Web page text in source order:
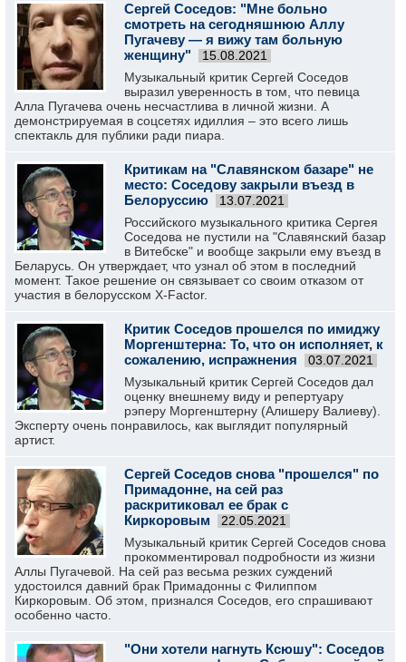
Сергей Соседов: "Мне больно
смотреть на сегодняшнюю Аллу
Пугачеву — я вижу там больную
женщину"
15.08.2021
Музыкальный критик Сергей Соседов
выразил уверенность в том, что певица
Алла Пугачева очень несчастлива в личной жизни. А
демонстрируемая в соцсетях идиллия – это всего лишь
спектакль для публики ради пиара.
Критикам на "Славянском базаре" не
место: Соседову закрыли въезд в
Белоруссию
13.07.2021
Российского музыкального критика Сергея
Соседова не пустили на "Славянский базар
в Витебске" и вообще закрыли ему въезд в
Беларусь. Он утверждает, что узнал об этом в последний
момент. Такое решение он связывает со своим отказом от
участия в белорусском X-Factor.
Критик Соседов прошелся по имиджу
Моргенштерна: То, что он исполняет, к
сожалению, испражнения
03.07.2021
Музыкальный критик Сергей Соседов дал
оценку внешнему виду и репертуару
рэперу Моргенштерну (Алишеру Валиеву).
Эксперту очень понравилось, как выглядит популярный
артист.
Сергей Соседов снова "прошелся" по
Примадонне, на сей раз
раскритиковал ее брак с
Киркоровым
22.05.2021
Музыкальный критик Сергей Соседов снова
прокомментировал подробности из жизни
Аллы Пугачевой. На сей раз весьма резких суждений
удостоился давний брак Примадонны с Филиппом
Киркоровым. Об этом, признался Соседов, его спрашивают
особенно часто.
"Они хотели нагнуть Ксюшу": Соседов